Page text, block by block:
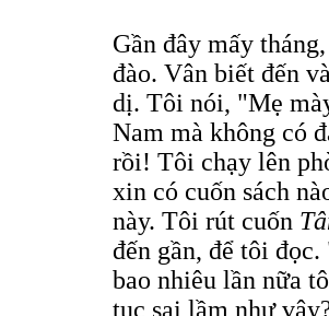
Gần đây mấy
đào. Vân biết đến
dị. Tôi nói, "Mẹ
Nam mà không có
rồi! Tôi chạy lên
xin có cuốn sách
này. Tôi rút cuốn
đến gần, để tôi
bao nhiêu lần nữa
tục sai lầm như